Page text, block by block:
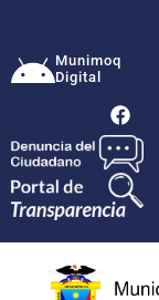
Munimoq
Digital